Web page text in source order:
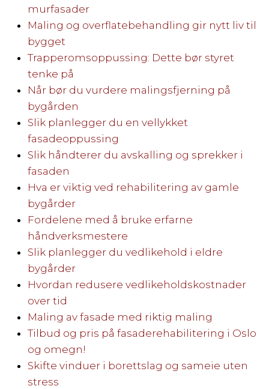
murfasader
Maling og overflatebehandling gir nytt liv til
bygget
Trapperomsoppussing: Dette bør styret
tenke på
Når bør du vurdere malingsfjerning på
bygården
Slik planlegger du en vellykket
fasadeoppussing
Slik håndterer du avskalling og sprekker i
fasaden
Hva er viktig ved rehabilitering av gamle
bygårder
Fordelene med å bruke erfarne
håndverksmestere
Slik planlegger du vedlikehold i eldre
bygårder
Hvordan redusere vedlikeholdskostnader
over tid
Maling av fasade med riktig maling
Tilbud og pris på fasaderehabilitering i Oslo
og omegn!
Skifte vinduer i borettslag og sameie uten
stress